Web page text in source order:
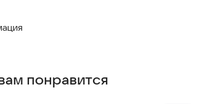
понравится